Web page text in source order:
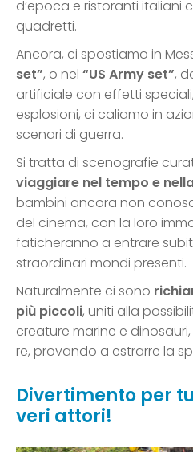
d’epoca e ristoranti italiani
quadretti.
Ancora, ci spostiamo in
set”, o nel “US Army set”,
artificiale con effetti
esplosioni, ci caliamo in
scenari di guerra.
Si tratta di scenografie
viaggiare nel tempo e
bambini ancora non
del cinema, con la loro
faticheranno a entrare
straordinari mondi presenti.
Naturalmente ci sono
più piccoli, uniti alla
creature marine e
re, provando a estrarre la
Divertimento per
veri attori!